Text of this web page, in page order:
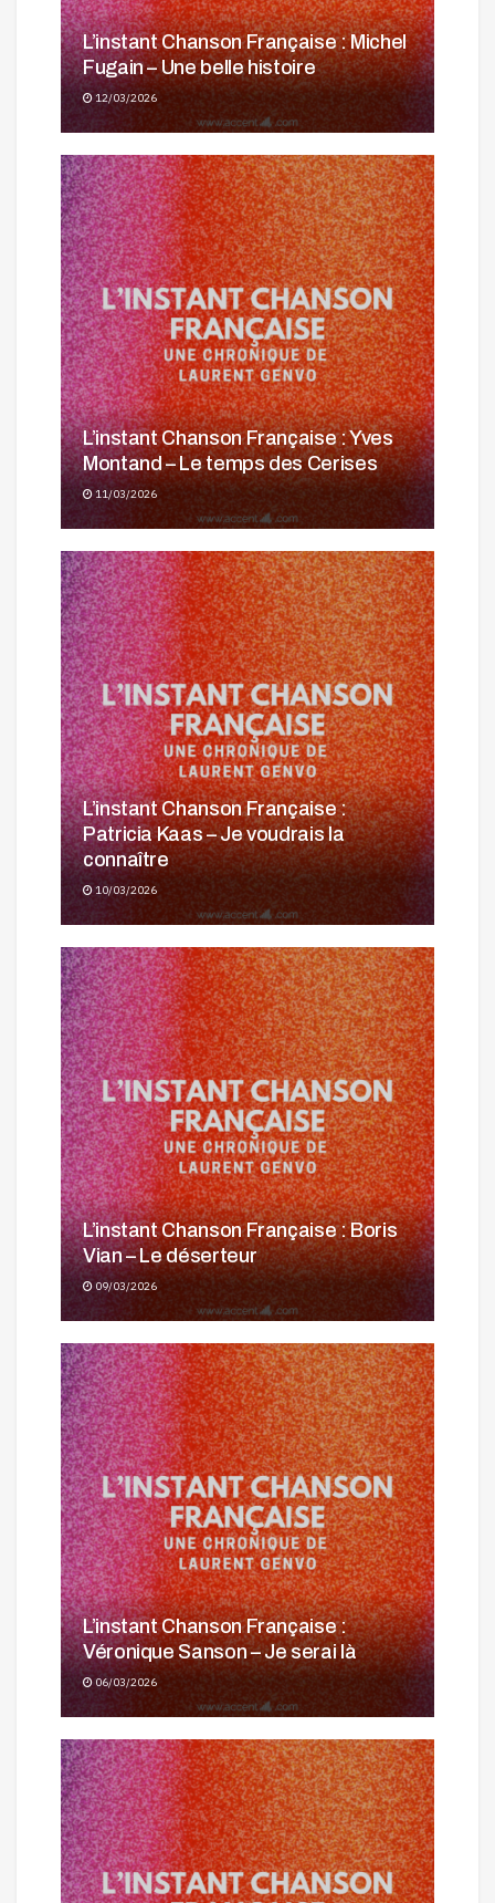
L’instant Chanson Française : Michel
Fugain – Une belle histoire
12/03/2026
L’instant Chanson Française : Yves
Montand – Le temps des Cerises
11/03/2026
L’instant Chanson Française :
Patricia Kaas – Je voudrais la
connaître
10/03/2026
L’instant Chanson Française : Boris
Vian – Le déserteur
09/03/2026
L’instant Chanson Française :
Véronique Sanson – Je serai là
06/03/2026